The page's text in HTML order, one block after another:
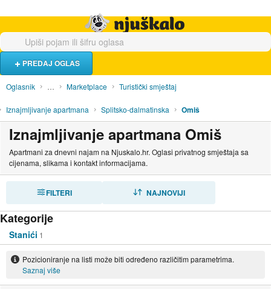
PREDAJ OGLAS
Oglasnik … Marketplace Turistički smještaj
Iznajmljivanje apartmana Splitsko-dalmatinska Omiš
Iznajmljivanje apartmana Omiš
Apartmani za dnevni najam na Njuskalo.hr. Oglasi privatnog smještaja sa
cijenama, slikama i kontakt informacijama.
FILTERI NAJNOVIJI
Kategorije
Stanići 1
Pozicioniranje na listi može biti određeno različitim parametrima.
Saznaj više